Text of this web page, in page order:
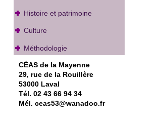
Histoire et patrimoine
Culture
Méthodologie
CÉAS de la Mayenne
29, rue de la Rouillère
53000 Laval
Tél. 02 43 66 94 34
Mél. ceas53@wanadoo.fr